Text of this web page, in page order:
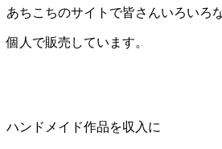
あちこちのサイトで皆さんいろいろ
個人で販売しています。
ハンドメイド作品を収入に